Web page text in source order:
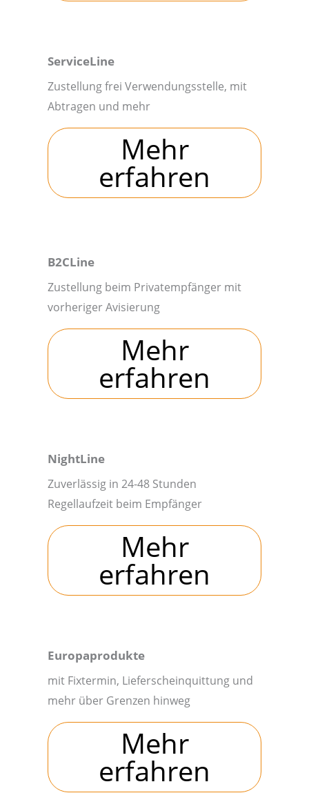
ServiceLine
Zustellung frei Verwendungsstelle, mit
Abtragen und mehr
Mehr
erfahren
B2CLine
Zustellung beim Privatempfänger mit
vorheriger Avisierung
Mehr
erfahren
NightLine
Zuverlässig in 24-48 Stunden
Regellaufzeit beim Empfänger
Mehr
erfahren
Europaprodukte
mit Fixtermin, Lieferscheinquittung und
mehr über Grenzen hinweg
Mehr
erfahren